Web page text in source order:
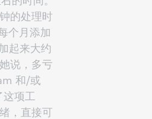
的处理时
个月添加
起来大约
说，多亏
和/或
项工
，直接可